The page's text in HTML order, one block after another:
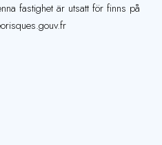
fastighet är utsatt för finns på